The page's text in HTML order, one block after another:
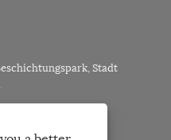
Stadt